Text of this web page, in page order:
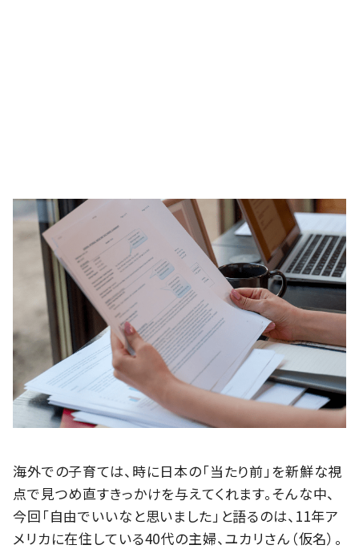
海外での子育ては、時に日本の「当たり前」を新鮮な視
点で見つめ直すきっかけを与えてくれます。そんな中、
今回「自由でいいなと思いました」と語るのは、11年ア
メリカに在住している40代の主婦、ユカリさん（仮名）。